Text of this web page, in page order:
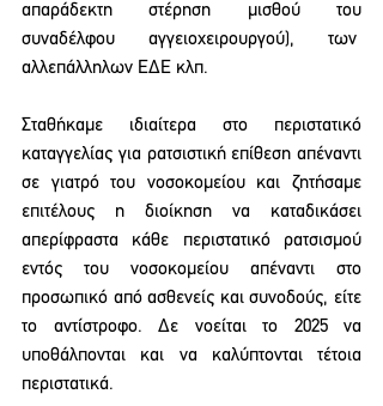
απαράδεκτη στέρηση μισθού του
συναδέλφου αγγειοχειρουργού), των
αλλεπάλληλων ΕΔΕ κλπ.
Σταθήκαμε ιδιαίτερα στο περιστατικό
καταγγελίας για ρατσιστική επίθεση απέναντι
σε γιατρό του νοσοκομείου και ζητήσαμε
επιτέλους η διοίκηση να καταδικάσει
απερίφραστα κάθε περιστατικό ρατσισμού
εντός του νοσοκομείου απέναντι στο
προσωπικό από ασθενείς και συνοδούς, είτε
το αντίστροφο. Δε νοείται το 2025 να
υποθάλπονται και να καλύπτονται τέτοια
περιστατικά.